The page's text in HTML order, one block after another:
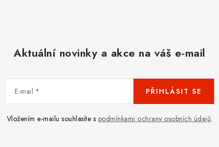
Aktuální novinky a akce na váš e-mail
E-mail
Vložením e-mailu souhlasíte s podmínkami ochrany osobních údajů.
PŘIHLÁSIT SE